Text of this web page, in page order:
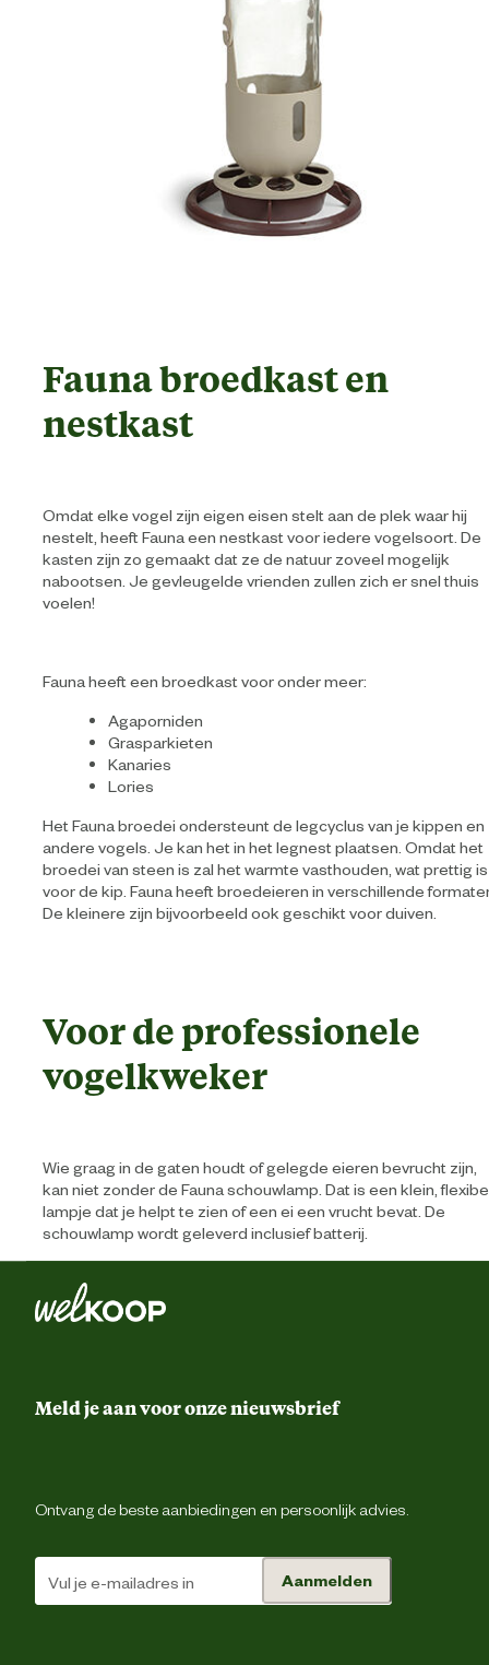
Fauna broedkast en
nestkast
Omdat elke vogel zijn eigen eisen stelt aan de plek waar hij
nestelt, heeft Fauna een nestkast voor iedere vogelsoort. De
kasten zijn zo gemaakt dat ze de natuur zoveel mogelijk
nabootsen. Je gevleugelde vrienden zullen zich er snel thuis
voelen!
Fauna heeft een broedkast voor onder meer:
Agaporniden
Grasparkieten
Kanaries
Lories
Het Fauna broedei ondersteunt de legcyclus van je kippen en
andere vogels. Je kan het in het legnest plaatsen. Omdat het
broedei van steen is zal het warmte vasthouden, wat prettig is
voor de kip. Fauna heeft broedeieren in verschillende
De kleinere zijn bijvoorbeeld ook geschikt voor duiven.
Voor de professionele
vogelkweker
Wie graag in de gaten houdt of gelegde eieren bevrucht zijn,
kan niet zonder de Fauna schouwlamp. Dat is een klein,
lampje dat je helpt te zien of een ei een vrucht bevat. De
schouwlamp wordt geleverd inclusief batterij.
Meld je aan voor onze nieuwsbrief
Ontvang de beste aanbiedingen en persoonlijk advies.
Aanmelden